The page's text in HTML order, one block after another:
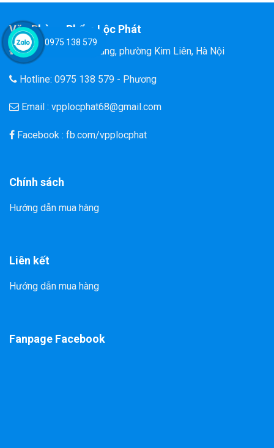
Văn Phòng Phẩm Lộc Phát
Đ/C: 58 Tôn Thất Tùng, phường Kim Liên, Hà Nội
Hotline: 0975 138 579 - Phương
Email : vpplocphat68@gmail.com
Facebook : fb.com/vpplocphat
Chính sách
Hướng dẫn mua hàng
Liên kết
Hướng dẫn mua hàng
Fanpage Facebook
0975 138 579